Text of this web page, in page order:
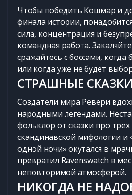
Чтобы победить Кошмар и
финала истории,
сила, концентрация и
командная работа.
сражайтесь с боссами, когда
или когда уже не будет
СТРАШНЫЕ СКАЗКИ
Создатели мира Ревери
народными легендами.
фольклор от сказки про трех
скандинавской мифологии и
одной ночи» окутался в
превратил Ravenswatch в
неповторимой атмосферой.
НИКОГДА НЕ